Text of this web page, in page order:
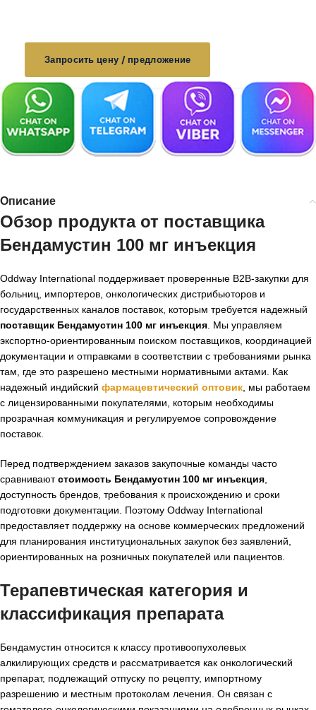
Запросить цену / предложение
Описание
Обзор продукта от поставщика
Бендамустин 100 мг инъекция
Oddway International поддерживает проверенные B2B-закупки для
больниц, импортеров, онкологических дистрибьюторов и
государственных каналов поставок, которым требуется надежный
поставщик Бендамустин 100 мг инъекция . Мы управляем
экспортно-ориентированным поиском поставщиков, координацией
документации и отправками в соответствии с требованиями рынка
там, где это разрешено местными нормативными актами. Как
надежный индийский фармацевтический оптовик , мы работаем
с лицензированными покупателями, которым необходимы
прозрачная коммуникация и регулируемое сопровождение
поставок.
Перед подтверждением заказов закупочные команды часто
сравниваютстоимость Бендамустин 100 мг инъекция
доступность брендов, требования к происхождению и сроки
подготовки документации. Поэтому Oddway International
предоставляет поддержку на основе коммерческих предложений
для планирования институциональных закупок без заявлений,
ориентированных на розничных покупателей или пациентов.
Терапевтическая категория и
классификация препарата
Бендамустин относится к классу противоопухолевых
алкилирующих средств и рассматривается как онкологический
препарат, подлежащий отпуску по рецепту, импортному
разрешению и местным протоколам лечения. Он связан с